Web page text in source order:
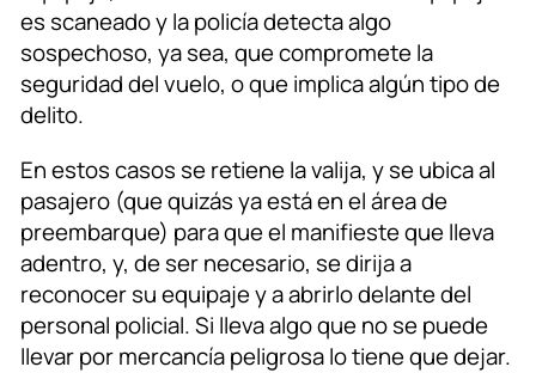
es scaneado y la policía detecta algo
sospechoso, ya sea, que compromete la
seguridad del vuelo, o que implica algún tipo de
delito.
En estos casos se retiene la valija, y se ubica al
pasajero (que quizás ya está en el área de
preembarque) para que el manifieste que lleva
adentro, y, de ser necesario, se dirija a
reconocer su equipaje y a abrirlo delante del
personal policial. Si lleva algo que no se puede
llevar por mercancía peligrosa lo tiene que dejar.